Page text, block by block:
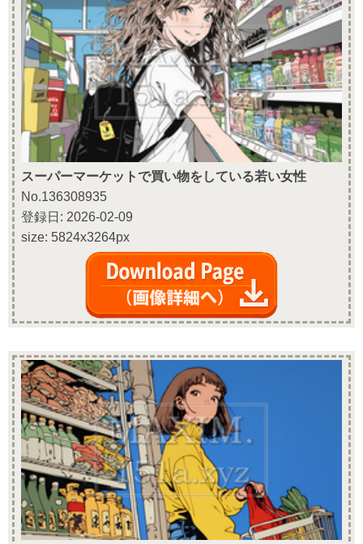
スーパーマーケットで買い物をしている若い女性
No.136308935
登録日: 2026-02-09
size: 5824x3264px